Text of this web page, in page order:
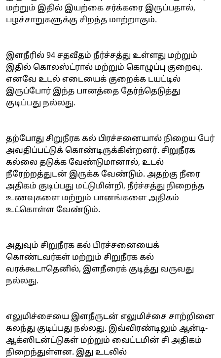
மற்றும் இதில் இயற்கை சர்க்கரை இருப்பதால்,
பழச்சாறுகளுக்கு சிறந்த மாற்றாகும்.
இளநீரில் 94 சதவீதம் நீர்ச்சத்து உள்ளது மற்றும்
இதில் கொலஸ்ட்ரால் மற்றும் கொழுப்பு குறைவு.
எனவே உடல் எடையைக் குறைக்க டயட்டில்
இருப்போர் இந்த பானத்தை தேர்ந்தெடுத்து
குடிப்பது நல்லது.
தற்போது சிறுநீரக கல் பிரச்சனையால் நிறைய பேர்
அவதிப்பட்டுக் கொண்டிருக்கின்றனர். சிறுநீரக
கல்லை தடுக்க வேண்டுமானால், உடல்
நீரேற்றத்துடன் இருக்க வேண்டும். அதற்கு நீரை
அதிகம் குடிப்பது மட்டுமின்றி, நீர்ச்சத்து நிறைந்த
உணவுகளை மற்றும் பானங்களை அதிகம்
உட்கொள்ள வேண்டும்.
அதுவும் சிறுநீரக கல் பிரச்சனையைக்
கொண்டவர்கள் மற்றும் சிறுநீரக கல்
வரக்கூடாதெனில், இளநீரைக் குடித்து வருவது
நல்லது.
எலுமிச்சையை இளநீருடன் எலுமிச்சை சாற்றினை
கலந்து குடிப்பது நல்லது. இவ்விரண்டிலும் ஆன்டி-
ஆக்ஸிடன்ட்டுகள் மற்றும் வைட்டமின் சி அதிகம்
நிறைந்துள்ளன. இது உடலில்